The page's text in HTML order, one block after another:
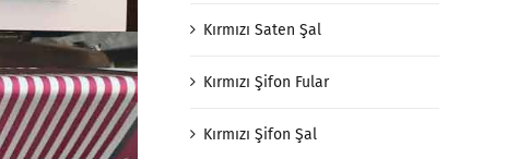
Kırmızı Saten Şal
Kırmızı Şifon Fular
Kırmızı Şifon Şal